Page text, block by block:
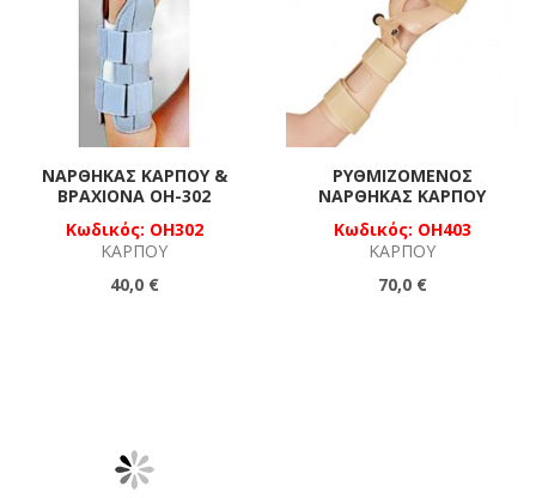
ΝΆΡΘΗΚΑΣ ΚΑΡΠΟΎ &
ΒΡΑΧΊΟΝΑ OH-302
Κωδικός: OH302
ΚΑΡΠΟΎ
40,0 €
ΡΥΘΜΙΖΌΜΕΝΟΣ
ΝΆΡΘΗΚΑΣ ΚΑΡΠΟΎ
Κωδικός: OH403
ΚΑΡΠΟΎ
70,0 €